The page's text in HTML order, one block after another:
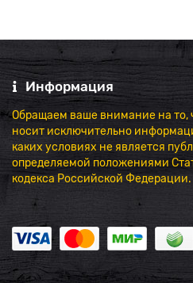
Информация
Обращаем ваше внимание на то,
носит исключительно
каких условиях не является
определяемой положениями
кодекса Российской Федерации.